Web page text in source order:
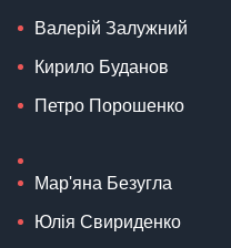
Валерій Залужний
Кирило Буданов
Петро Порошенко
Мар'яна Безугла
Юлія Свириденко